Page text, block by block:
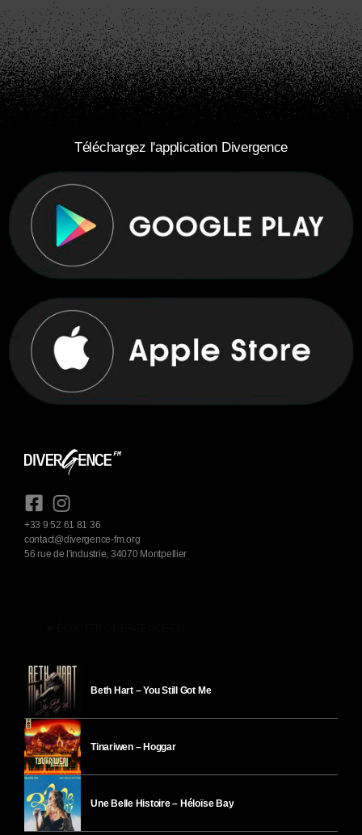
Téléchargez l'application Divergence
+33 9 52 61 81 36
contact@divergence-fm.org
56 rue de l'industrie, 34070 Montpellier
Beth Hart – You Still Got Me
Tinariwen – Hoggar
Une Belle Histoire – Héloïse Bay